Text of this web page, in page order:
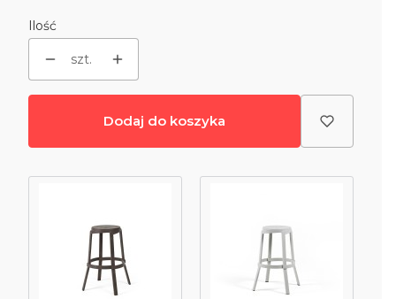
Ilość
szt.
Dodaj do koszyka